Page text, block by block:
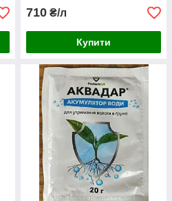
710 ₴/л
Купити